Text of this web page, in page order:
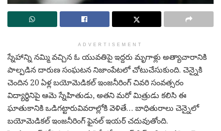
ADVERTISEMENT
స్నేహాన్ని నమ్మి వచ్చిన ఓ యువతిపై ఇద్దరు మృగాళ్లు అత్యాచారానికి
పాల్పడిన దారుణ సంఘటన నిజాంపేటలో చోటుచేసుకుంది. చెన్నైకి
చెందిన 20 ఏళ్ల బయోమెడికల్ ఇంజనీరింగ్ చివరి సంవత్సరం
విద్యార్థినిపై ఆమె స్నేహితుడు, అతని మరో మిత్రుడు కలిసి ఈ
ఘాతుకానికి ఒడిగట్టారువివరాల్లోకి వెళితే… బాధితురాలు చెన్నైలో
బయోమెడికల్ ఇంజనీరింగ్ ఫైనల్ ఇయర్ చదువుతోంది.